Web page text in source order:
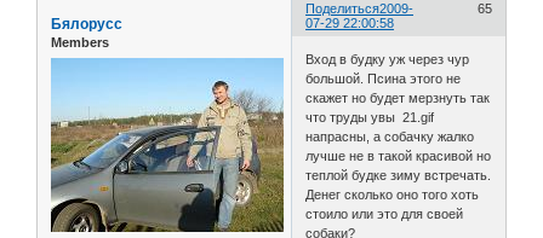
Поделиться 65
2009-
07-29 22:00:58
Бялорусс
Members
Вход в будку уж через чур
большой. Псина этого не
скажет но будет мерзнуть так
что труды увы 21.gif
напрасны, а собачку жалко
лучше не в такой красивой но
теплой будке зиму встречать.
Денег сколько оно того хоть
стоило или это для своей
собаки?